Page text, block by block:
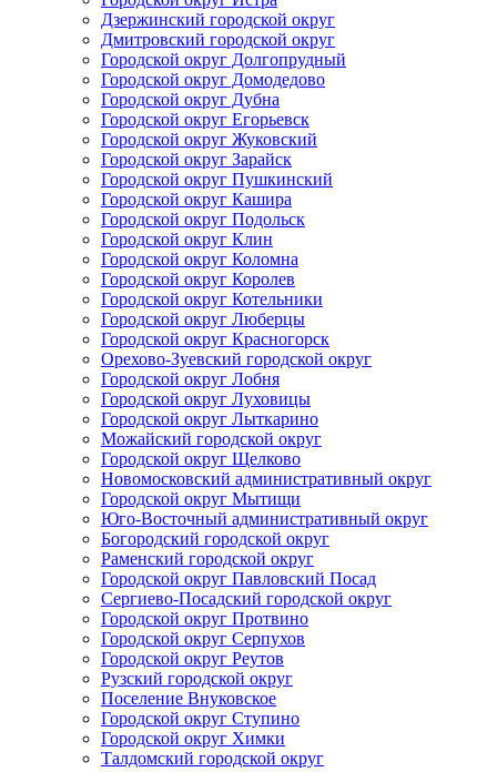
Дзержинский городской округ
Дмитровский городской округ
Городской округ Долгопрудный
Городской округ Домодедово
Городской округ Дубна
Городской округ Егорьевск
Городской округ Жуковский
Городской округ Зарайск
Городской округ Пушкинский
Городской округ Кашира
Городской округ Подольск
Городской округ Клин
Городской округ Коломна
Городской округ Королев
Городской округ Котельники
Городской округ Люберцы
Городской округ Красногорск
Орехово-Зуевский городской округ
Городской округ Лобня
Городской округ Луховицы
Городской округ Лыткарино
Можайский городской округ
Городской округ Щелково
Новомосковский административный округ
Городской округ Мытищи
Юго-Восточный административный округ
Богородский городской округ
Раменский городской округ
Городской округ Павловский Посад
Сергиево-Посадский городской округ
Городской округ Протвино
Городской округ Серпухов
Городской округ Реутов
Рузский городской округ
Поселение Внуковское
Городской округ Ступино
Городской округ Химки
Талдомский городской округ